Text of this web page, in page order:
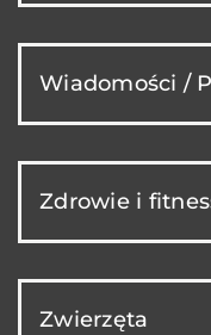
Wiadomości /
Zdrowie i
Zwierzęta